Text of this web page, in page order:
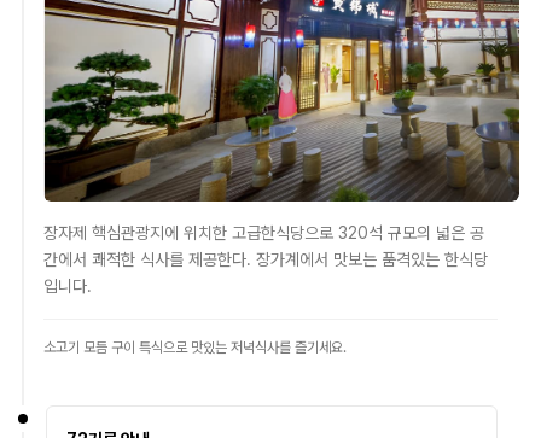
장자제 핵심관광지에 위치한 고급한식당으로 320석 규모의 넓은 공
간에서 쾌적한 식사를 제공한다. 장가계에서 맛보는 품격있는 한식당
입니다.
소고기 모듬 구이 특식으로 맛있는 저녁식사를 즐기세요.